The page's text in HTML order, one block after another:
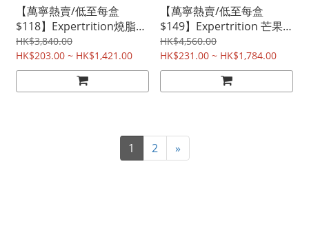
【萬寧熱賣/低至每盒
$118】Expertrition燒脂瘦
身塑形膠囊 30粒 |飯後一
粒/降體脂 | 強效阻隔高熱
量 | 香港現貨
HK$3,840.00
HK$203.00 ~ HK$1,421.00
【萬寧熱賣/低至每盒
$149】Expertrition 芒果
籽舒神纖體茶 | 降體脂、激
減肚腩 | 香港行貨
HK$4,560.00
HK$231.00 ~ HK$1,784.00
1 2 »